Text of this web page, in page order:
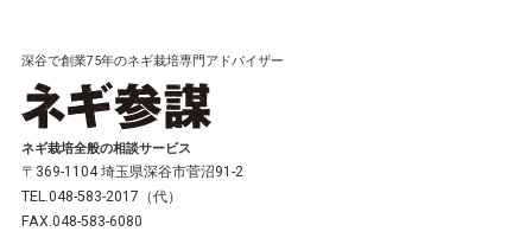
深谷で創業75年のネギ栽培専門アドバイザー
ネギ栽培全般の相談サービス
〒369-1104 埼玉県深谷市菅沼91-2
TEL.048-583-2017（代）
FAX.048-583-6080